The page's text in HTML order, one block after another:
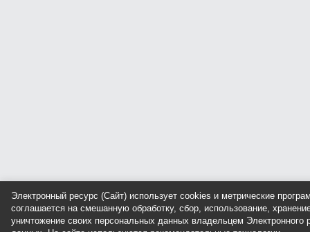
Электронный ресурс (Сайт) использует cookies и метрические
соглашается на смешанную обработку, сбор, использование,
уничтожение своих персональных данных владельцем Электронного